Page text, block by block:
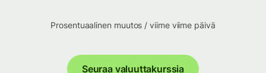
Prosentuaalinen muutos / viime viime päivä
Seuraa valuuttakurssia